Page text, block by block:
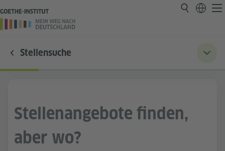
Stellensuche
Stellenangebote finden,
aber wo?